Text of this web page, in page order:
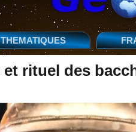
THEMATIQUES
et rituel des